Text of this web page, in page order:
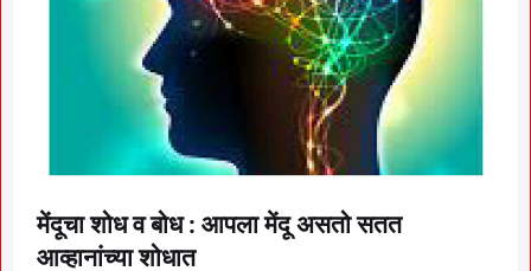
मेंदूचा शोध व बोध : आपला मेंदू असतो सतत
आव्हानांच्या शोधात